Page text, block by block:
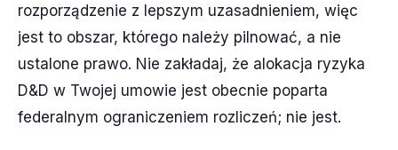
rozporządzenie z lepszym uzasadnieniem, więc
jest to obszar, którego należy pilnować, a nie
ustalone prawo. Nie zakładaj, że alokacja ryzyka
D&D w Twojej umowie jest obecnie poparta
federalnym ograniczeniem rozliczeń; nie jest.